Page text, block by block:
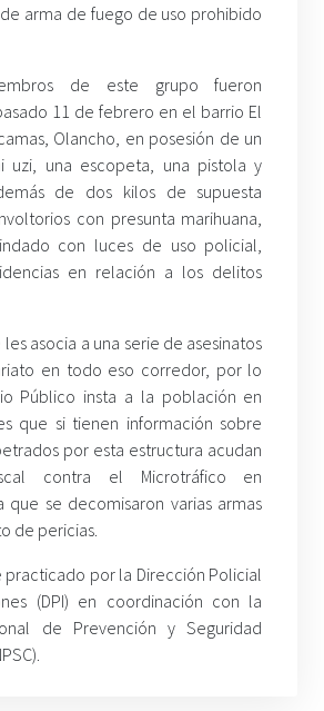
arma de fuego de uso prohibido
de este grupo fueron
11 de febrero en el barrio El
Olancho, en posesión de un
uzi, una escopeta, una pistola y
de dos kilos de supuesta
con presunta marihuana,
con luces de uso policial,
en relación a los delitos
asocia a una serie de asesinatos
en todo eso corredor, por lo
Público insta a la población en
que si tienen información sobre
por esta estructura acudan
contra el Microtráfico en
que se decomisaron varias armas
de pericias.
practicado por la Dirección Policial
(DPI) en coordinación con la
de Prevención y Seguridad